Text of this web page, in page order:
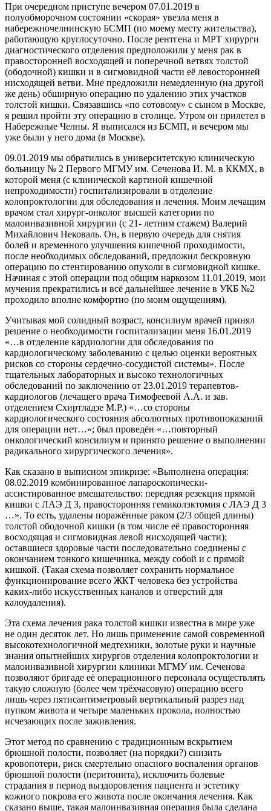
При очередном приступе вечером 07.01.2019 в
полуобморочном состоянии «скорая» увезла меня в
набережночелнинскую БСМП (по моему месту жительства),
работающую круглосуточно. После рентгена и МРТ хирурги
диагностического отделения предположили у меня рак в
правосторонней восходящей и поперечной ветвях толстой
(ободочной) кишки и в сигмовидной части её левосторонней
нисходящей ветви. Мне предложили немедленную (на другой
же день) обширную операцию по удалению этих участков
толстой кишки. Связавшись «по сотовому» с сыном в Москве,
я решил пройти эту операцию в столице. Утром он прилетел в
Набережные Челны. Я выписался из БСМП, и вечером мы
уже были у него дома (в Москве).
09.01.2019 мы обратились в университетскую клиническую
больницу № 2 Первого МГМУ им. Сеченова И. М. в ККМХ, в
которой меня (с клинической картиной кишечной
непроходимости) госпитализировали в отделение
колопроктологии для обследования и лечения. Моим лечащим
врачом стал хирург-онколог высшей категории по
малоинвазивной хирургии (с 21- летним стажем) Валерий
Михайлович Нековаль. Он, в первую очередь для снятия
болей и временного улучшения кишечной проходимости,
после необходимых обследований, предложил бескровную
операцию по стентированию опухоли в сигмовидной кишке.
Начиная с этой операции под общим наркозом 11.01.2019, мои
мучения прекратились и всё дальнейшее лечение в УКБ №2
проходило вполне комфортно (по моим ощущениям).
Учитывая мой солидный возраст, консилиум врачей принял
решение о необходимости госпитализации меня 16.01.2019
«…в отделение кардиологии для обследования по
кардиологическому заболеванию с целью оценки вероятных
рисков со стороны сердечно-сосудистой системы». После
тщательных лабораторных и высоко технологичных
обследований по заключению от 23.01.2019 терапевтов-
кардиологов (лечащего врача Тимофеевой А.А. и зав.
отделением Схиртладзе М.Р.) «…со стороны
кардиологического состояния абсолютных противопоказаний
для операции нет…»; был проведён «…повторный
онкологический консилиум и принято решение о выполнении
радикального хирургического лечения».
Как сказано в выписном эпикризе: «Выполнена операция:
08.02.2019 комбинированное лапароскопически-
ассистированное вмешательство: передняя резекция прямой
кишки с ЛАЭ Д 3, правосторонняя гемиколэктомия с ЛАЭ Д 3
…». То есть, удалены поражённые раком (2/3 общей длины)
толстой ободочной кишки (в том числе её правосторонняя
восходящая и сигмовидная левой нисходящей части);
оставшиеся здоровые части последовательно соединены с
окончанием тонкого кишечника, между собой и с прямой
кишкой. (Такая схема позволяет сохранить нормальное
функционирование всего ЖКТ человека без устройства
каких-либо искусственных каналов и отверстий для
калоудаления).
Эта схема лечения рака толстой кишки известна в мире уже
не один десяток лет. Но лишь применение самой современной
высокотехнологичной медтехники, золотые руки и научные
знания опытнейших хирургов отделения колопроктологии и
малоинвазивной хирургии клиники МГМУ им. Сеченова
позволяют бригаде её операционного персонала осуществлять
такую сложную (более чем трёхчасовую) операцию всего
лишь через пятисантиметровый вертикальный разрез над
пупком живота и четыре маленьких прокола, полностью
исчезающих после заживления.
Этот метод по сравнению с традиционным вскрытием
брюшной полости, позволяет (на порядки?) снизить
кровопотери, риск смертельно опасного воспаления органов
брюшной полости (перитонита), исключить болевые
страдания в период выздоровления пациента и эстетику
кожного покрова его живота после окончания лечения. Как
сказано выше, такая малоинвазивная операция была сделана